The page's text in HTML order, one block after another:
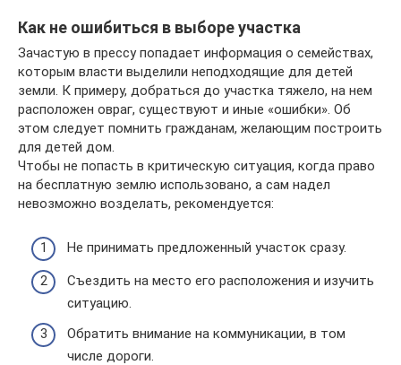
Как не ошибиться в выборе участка
Зачастую в прессу попадает информация о семействах,
которым власти выделили неподходящие для детей
земли. К примеру, добраться до участка тяжело, на нем
расположен овраг, существуют и иные «ошибки». Об
этом следует помнить гражданам, желающим построить
для детей дом.
Чтобы не попасть в критическую ситуация, когда право
на бесплатную землю использовано, а сам надел
невозможно возделать, рекомендуется:
Не принимать предложенный участок сразу.
Съездить на место его расположения и изучить
ситуацию.
Обратить внимание на коммуникации, в том
числе дороги.